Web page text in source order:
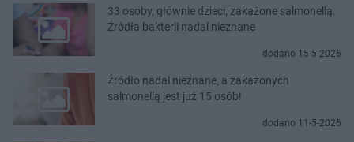
33 osoby, głównie dzieci, zakażone salmonellą.
Źródła bakterii nadal nieznane
dodano 15-5-2026
Źródło nadal nieznane, a zakażonych
salmonellą jest już 15 osób!
dodano 11-5-2026